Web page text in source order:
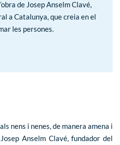
de Josep Anselm Clavé,
a Catalunya, que creia en el
les persones.
nens i nenes, de manera amena i
Anselm Clavé, fundador del